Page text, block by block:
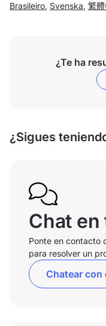
Brasileiro, Svenska, 繁
¿Te ha
¿Sigues
Chat en
Ponte en contacto
para resolver un
Chatear con